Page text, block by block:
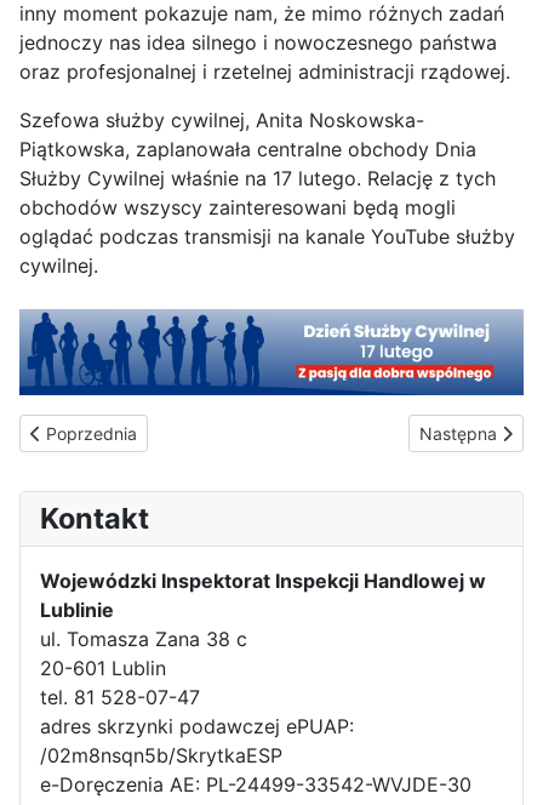
inny moment pokazuje nam, że mimo różnych zadań
jednoczy nas idea silnego i nowoczesnego państwa
oraz profesjonalnej i rzetelnej administracji rządowej.
Szefowa służby cywilnej, Anita Noskowska-
Piątkowska, zaplanowała centralne obchody Dnia
Służby Cywilnej właśnie na 17 lutego. Relację z tych
obchodów wszyscy zainteresowani będą mogli
oglądać podczas transmisji na kanale YouTube służby
cywilnej.
Poprzednia strona: Fit i smart? – kontrola Inspekcji Handlowej
Poprzednia Następna
Następna
Kontakt
Wojewódzki Inspektorat Inspekcji Handlowej w
Lublinie
ul. Tomasza Zana 38 c
20-601 Lublin
tel. 81 528-07-47
adres skrzynki podawczej ePUAP:
/02m8nsqn5b/SkrytkaESP
e-Doręczenia AE: PL-24499-33542-WVJDE-30